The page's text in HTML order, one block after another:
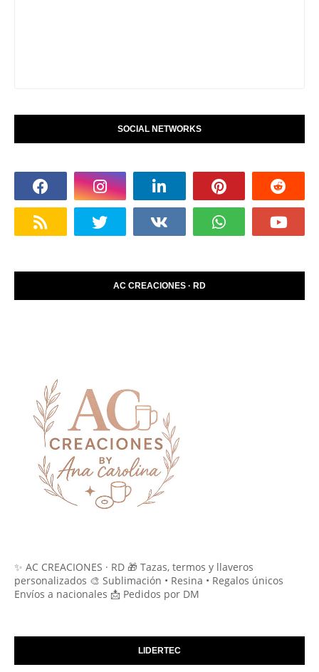
SOCIAL NETWORKS
AC CREACIONES · RD
✨ AC CREACIONES · RD 🎁 Tazas, termos y llaveros
personalizados 🎨 Sublimación • Resina • Regalos únicos
Envíos a nacionales 📩 Pedidos por DM
LIDERTEC